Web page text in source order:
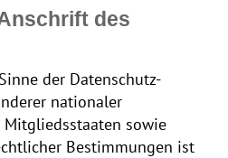
des
der Datenschutz-
nationaler
Mitgliedsstaaten sowie
Bestimmungen ist